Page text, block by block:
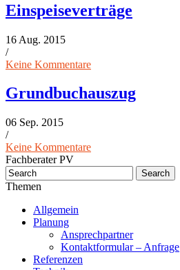
Einspeiseverträge
16 Aug. 2015
/
Keine Kommentare
Grundbuchauszug
06 Sep. 2015
/
Keine Kommentare
Fachberater PV
Themen
Allgemein
Planung
Ansprechpartner
Kontaktformular – Anfrage
Referenzen